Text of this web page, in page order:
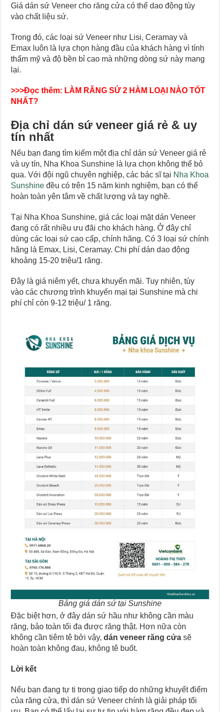
Giá dán sứ Veneer cho răng cửa có thể dao động tùy
vào chất liệu sứ.
Trong đó, các loại sứ Veneer như Lisi, Ceramay và
Emax luôn là lựa chọn hàng đầu của khách hàng vì tính
thẩm mỹ và độ bền bỉ cao mà những dòng sứ này mang
lại.
>>>Đọc thêm: LÀM RĂNG SỨ 2 HÀM LOẠI NÀO TỐT
NHẤT?
Địa chỉ dán sứ veneer giá rẻ & uy
tín nhất
Nếu bạn đang tìm kiếm một địa chỉ dán sứ Veneer giá rẻ
và uy tín, Nha Khoa Sunshine là lựa chọn không thể bỏ
qua. Với đội ngũ chuyên nghiệp, các bác sĩ tại Nha Khoa
Sunshine đều có trên 15 năm kinh nghiệm, bạn có thể
hoàn toàn yên tâm về chất lượng và tay nghề.
Tại Nha Khoa Sunshine, giá các loại mặt dán Veneer
đang có rất nhiều ưu đãi cho khách hàng. Ở đây chỉ
dùng các loại sứ cao cấp, chính hãng. Có 3 loại sứ chính
hãng là Emax, Lisi, Ceramay. Chi phí dán dao động
khoảng 15-20 triệu/1 răng.
Đây là giá niêm yết, chưa khuyến mãi. Tuy nhiên, tùy
vào các chương trình khuyến mại tại Sunshine mà chi
phí chỉ còn 9-12 triệu/ 1 răng.
Bảng giá dán sứ tại Sunshine
Đặc biệt hơn, ở đây dán sứ hầu như không cần màu
răng, bảo toàn tối đa được răng thật. Hơn nữa còn
không cần tiêm tê bởi vậy,dán veneer răng cửa sẽ
hoàn toàn không đau, không tê buốt.
Lời kết
Nếu bạn đang tự ti trong giao tiếp do những khuyết điểm
của răng cửa, thì dán sứ Veneer chính là giải pháp tối